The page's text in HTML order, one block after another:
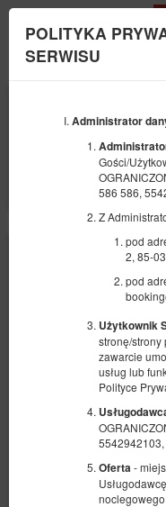
POLITYKA
SERWISU
Administrator
Gości/
586 586,
Z
pod
2, 85-
pod
Użytkownik
stronę/strony
zawarcie
usług lub
Polityce
Oferta -
SIERPNIA